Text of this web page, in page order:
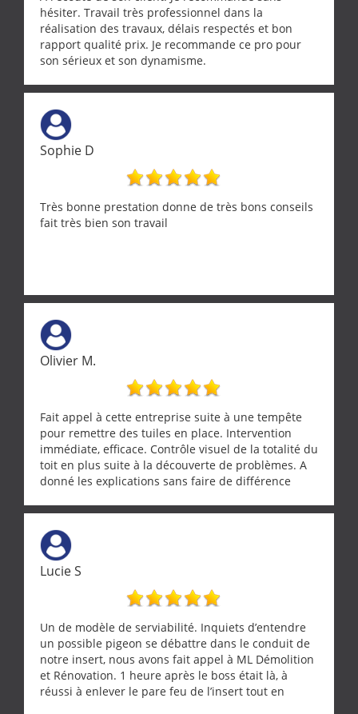
hésiter. Travail très professionnel dans la
réalisation des travaux, délais respectés et bon
rapport qualité prix. Je recommande ce pro pour
son sérieux et son dynamisme.
Sophie D
Très bonne prestation donne de très bons conseils
fait très bien son travail
Olivier M.
Fait appel à cette entreprise suite à une tempête
pour remettre des tuiles en place. Intervention
immédiate, efficace. Contrôle visuel de la totalité du
toit en plus suite à la découverte de problèmes. A
donné les explications sans faire de différence
Lucie S
Un de modèle de serviabilité. Inquiets d’entendre
un possible pigeon se débattre dans le conduit de
notre insert, nous avons fait appel à ML Démolition
et Rénovation. 1 heure après le boss était là, à
réussi à enlever le pare feu de l’insert tout en